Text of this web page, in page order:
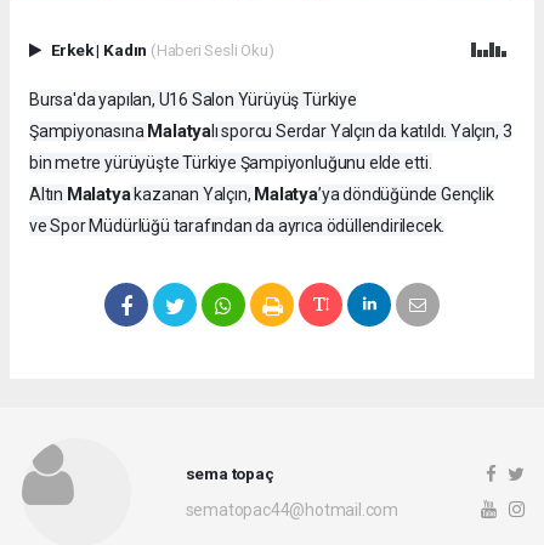
Erkek| Kadın (Haberi Sesli Oku)
Bursa'da yapılan, U16 Salon Yürüyüş Türkiye
Şampiyonasına Malatyalı sporcu Serdar Yalçın da katıldı. Yalçın, 3
bin metre yürüyüşte Türkiye Şampiyonluğunu elde etti.
Altın Malatyakazanan Yalçın, Malatya’ya döndüğünde Gençlik
ve Spor Müdürlüğü tarafından da ayrıca ödüllendirilecek.
sema topaç
sematopac44@hotmail.com